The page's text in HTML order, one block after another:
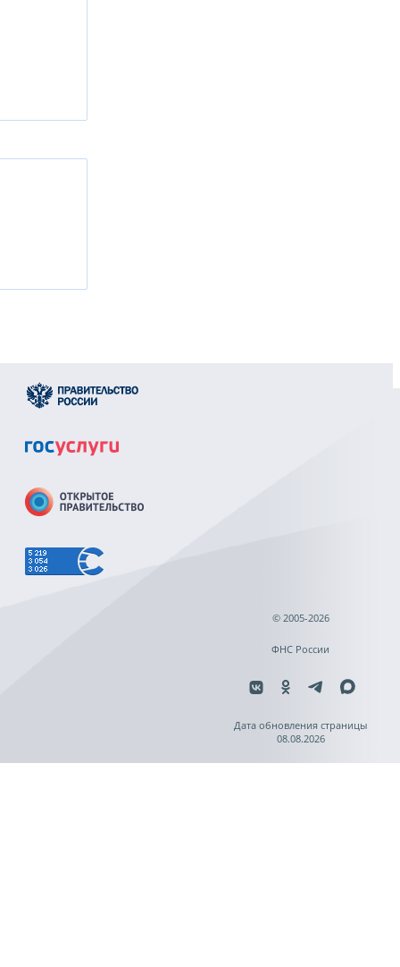
© 2005-2026
ФНС России
Дата обновления страницы
08.08.2026